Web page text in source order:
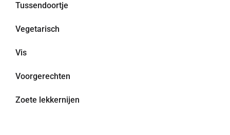
Tussendoortje
Vegetarisch
Vis
Voorgerechten
Zoete lekkernijen